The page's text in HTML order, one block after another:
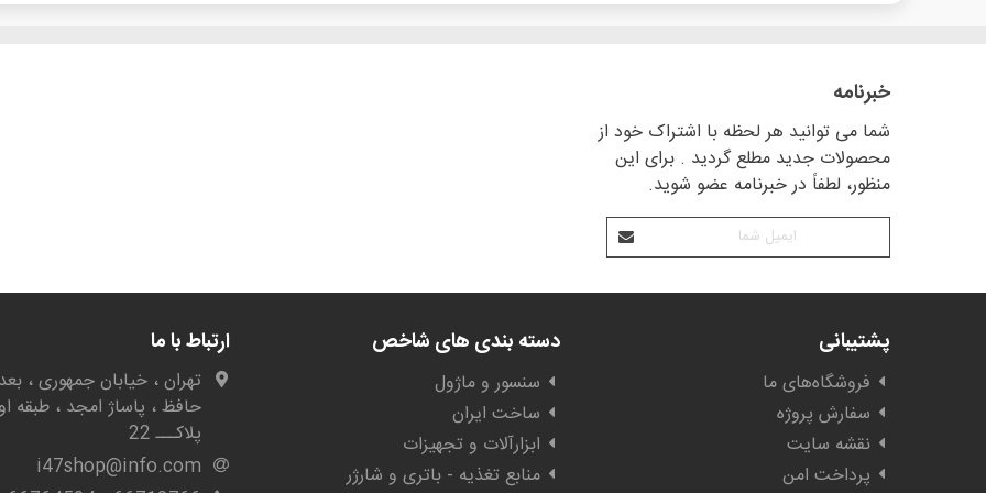
خبرنامه
شما می توانید هر لحظه با اشتراک خود از
محصولات جدید مطلع گردید . برای این
منظور، لطفاً در خبرنامه عضو شوید.
پشتیبانی
فروشگاه‌های ما
سفارش پروژه
نقشه سایت
پرداخت امن
دسته بندی های شاخص
سنسور و ماژول
ساخت ایران
ابزارآلات و تجهیزات
منابع تغذیه - باتری و شارژر
ارتباط با ما
تهران ، خیابان جمهوری ،
حافظ ، پاساژ امجد ، طبقه
پلاکـــ 22
i47shop@info.com